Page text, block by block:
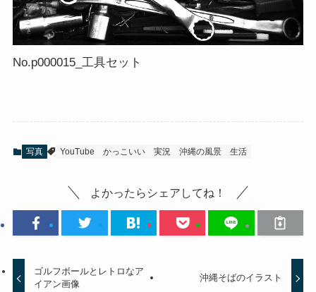
No.p000015_工具セット
写真 YouTube かっこいい 実況 沖縄の風景 生活
よかったらシェアしてね！
ゴルフボールとレトロなア
イアン画像
沖縄そばのイラスト